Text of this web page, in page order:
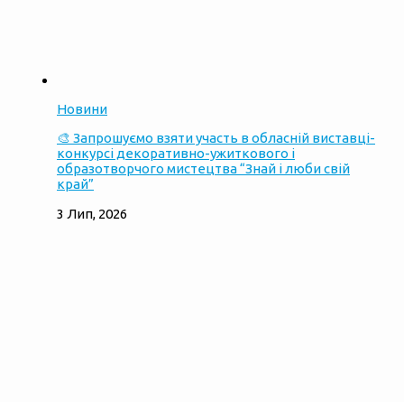
Новини
🎨 Запрошуємо взяти участь в обласній виставці-
конкурсі декоративно-ужиткового і
образотворчого мистецтва “Знай і люби свій
край”
3 Лип, 2026